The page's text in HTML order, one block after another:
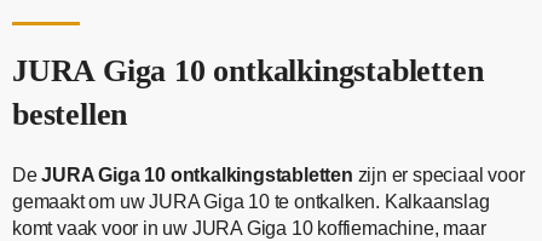
JURA Giga 10 ontkalkingstabletten
bestellen
DeJURA Giga 10 ontkalkingstabletten zijn er speciaal voor
gemaakt om uw JURA Giga 10 te ontkalken. Kalkaanslag
komt vaak voor in uw JURA Giga 10 koffiemachine, maar